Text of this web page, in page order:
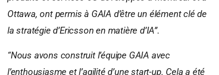
Ottawa, ont permis à GAIA d’être un élémentclé de
la stratégie d’Ericsson en matière d’IA”.
“Nous avons construit l’équipe GAIA avec
l’enthousiasme et l’agilité d’une start-up. Celaa été